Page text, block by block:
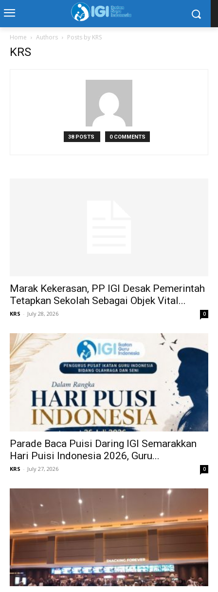
Home Authors Posts by KRS
KRS
38 POSTS 0 COMMENTS
Marak Kekerasan, PP IGI Desak Pemerintah
Tetapkan Sekolah Sebagai Objek Vital...
KRS - July 28, 2026 0
Parade Baca Puisi Daring IGI Semarakkan
Hari Puisi Indonesia 2026, Guru...
KRS - July 27, 2026 0